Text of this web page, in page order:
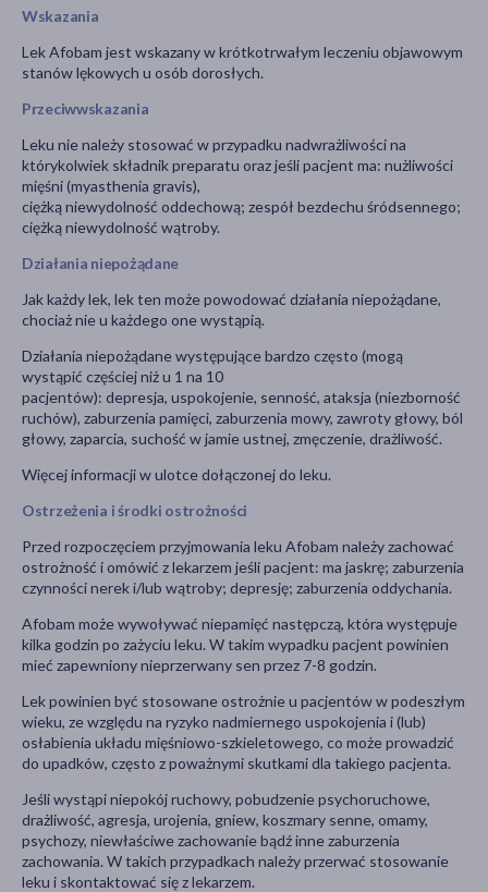
Wskazania
Lek Afobam jest wskazany w krótkotrwałym leczeniu objawowym
stanów lękowych u osób dorosłych.
Przeciwwskazania
Leku nie należy stosować w przypadku nadwrażliwości na
którykolwiek składnik preparatu oraz jeśli pacjent ma: nużliwości
mięśni (myasthenia gravis),
ciężką niewydolność oddechową; zespół bezdechu śródsennego;
ciężką niewydolność wątroby.
Działania niepożądane
Jak każdy lek, lek ten może powodować działania niepożądane,
chociaż nie u każdego one wystąpią.
Działania niepożądane występujące bardzo często (mogą
wystąpić częściej niż u 1 na 10
pacjentów): depresja, uspokojenie, senność, ataksja (niezborność
ruchów), zaburzenia pamięci, zaburzenia mowy, zawroty głowy, ból
głowy, zaparcia, suchość w jamie ustnej, zmęczenie, drażliwość.
Więcej informacji w ulotce dołączonej do leku.
Ostrzeżenia i środki ostrożności
Przed rozpoczęciem przyjmowania leku Afobam należy zachować
ostrożność i omówić z lekarzem jeśli pacjent: ma jaskrę; zaburzenia
czynności nerek i/lub wątroby; depresję; zaburzenia oddychania.
Afobam może wywoływać niepamięć następczą, która występuje
kilka godzin po zażyciu leku. W takim wypadku pacjent powinien
mieć zapewniony nieprzerwany sen przez 7-8 godzin.
Lek powinien być stosowane ostrożnie u pacjentów w podeszłym
wieku, ze względu na ryzyko nadmiernego uspokojenia i (lub)
osłabienia układu mięśniowo-szkieletowego, co może prowadzić
do upadków, często z poważnymi skutkami dla takiego pacjenta.
Jeśli wystąpi niepokój ruchowy, pobudzenie psychoruchowe,
drażliwość, agresja, urojenia, gniew, koszmary senne, omamy,
psychozy, niewłaściwe zachowanie bądź inne zaburzenia
zachowania. W takich przypadkach należy przerwać stosowanie
leku i skontaktować się z lekarzem.